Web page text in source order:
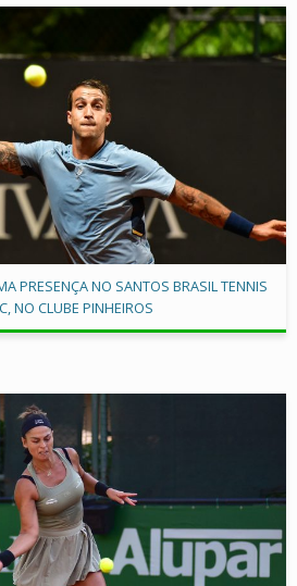
PRESENÇA NO SANTOS BRASIL TENNIS
NO CLUBE PINHEIROS